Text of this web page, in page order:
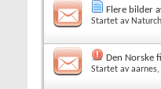
Flere bilder
Startet av
Den Norske
Startet avaarnes